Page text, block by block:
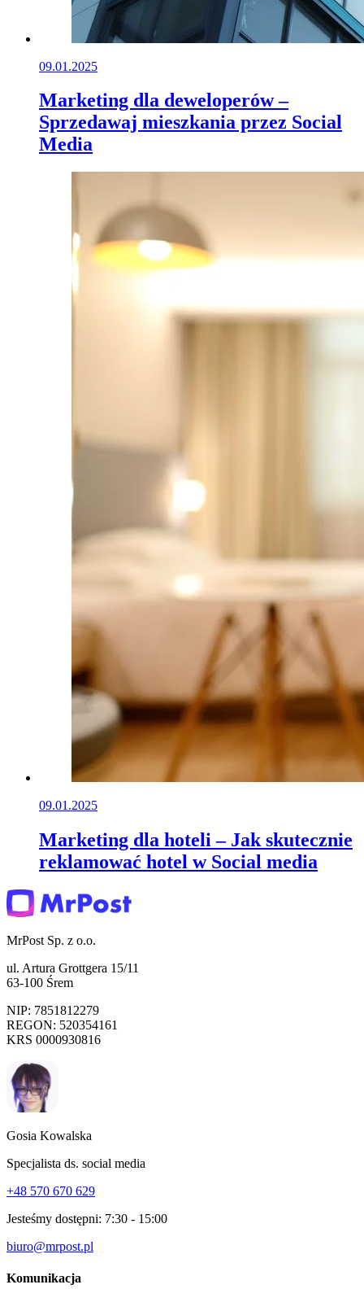
09.01.2025
Marketing dla deweloperów –
Sprzedawaj mieszkania przez Social
Media
09.01.2025
Marketing dla hoteli – Jak skutecznie
reklamować hotel w Social media
MrPost Sp. z o.o.
ul. Artura Grottgera 15/11
63-100 Śrem
NIP: 7851812279
REGON: 520354161
KRS 0000930816
Gosia Kowalska
Specjalista ds. social media
+48 570 670 629
Jesteśmy dostępni: 7:30 - 15:00
biuro@mrpost.pl
Komunikacja